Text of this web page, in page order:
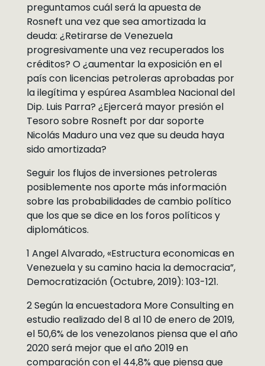
preguntamos cuál será la apuesta de
Rosneft una vez que sea amortizada la
deuda: ¿Retirarse de Venezuela
progresivamente una vez recuperados los
créditos? O ¿aumentar la exposición en el
país con licencias petroleras aprobadas por
la ilegítima y espúrea Asamblea Nacional del
Dip. Luis Parra? ¿Ejercerá mayor presión el
Tesoro sobre Rosneft por dar soporte
Nicolás Maduro una vez que su deuda haya
sido amortizada?
Seguir los flujos de inversiones petroleras
posiblemente nos aporte más información
sobre las probabilidades de cambio político
que los que se dice en los foros políticos y
diplomáticos.
1 Angel Alvarado, «Estructura economicas en
Venezuela y su camino hacia la democracia”,
Democratización (Octubre, 2019): 103-121.
2 Según la encuestadora More Consulting en
estudio realizado del 8 al 10 de enero de 2019,
el 50,6% de los venezolanos piensa que el año
2020 será mejor que el año 2019 en
comparación con el 44,8% que piensa que